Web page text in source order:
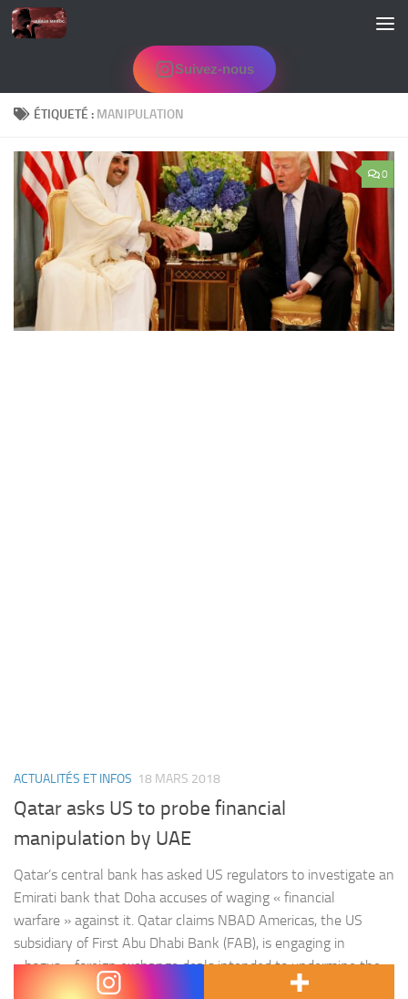
Skip to content
Suivez-nous
ÉTIQUETÉ : MANIPULATION
0
ACTUALITÉS ET INFOS 18 MARS 2018
Qatar asks US to probe financial
manipulation by UAE
Qatar’s central bank has asked US regulators to investigate an
Emirati bank that Doha accuses of waging « financial
warfare » against it. Qatar claims NBAD Americas, the US
subsidiary of First Abu Dhabi Bank (FAB), is engaging in
« bogus » foreign exchange deals intended to undermine the
Qatari riyal and harm its economy. FAB is the largest…